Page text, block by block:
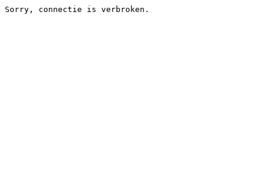
Sorry, connectie is verbroken.